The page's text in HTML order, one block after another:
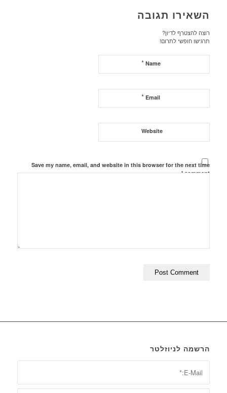
השאירו תגובה
רוצה להצטרף לדיון?
תרגישו חופשי לתרום!
Name
*
Email
*
Website
Save my name, email, and website in this browser for the next time
I comment.
הרשמה לניוזלטר